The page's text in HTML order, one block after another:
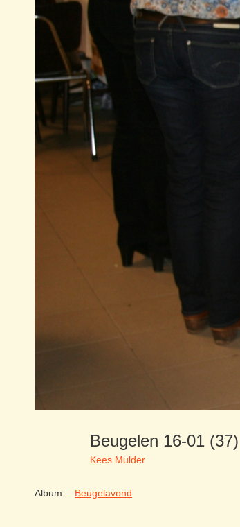
Beugelen 16-01 (37)
Kees Mulder
Album: Beugelavond